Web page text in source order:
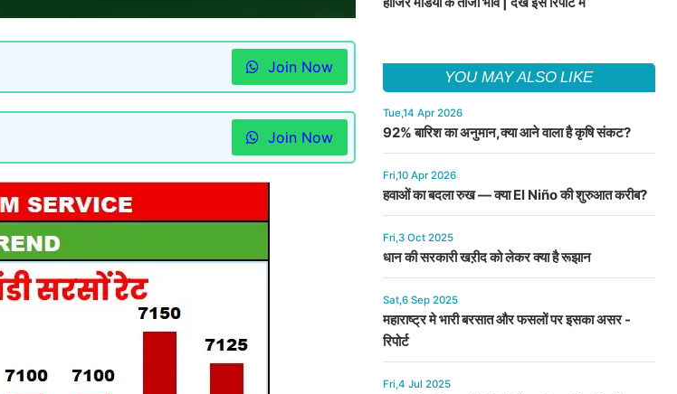
Join Now
Join Now
YOU MAY ALSO LIKE
Tue,14 Apr 2026
92% बारिश का अनुमान,क्या आने वाला है कृषि संकट?
Fri,10 Apr 2026
हवाओं का बदला रुख — क्या El Niño की शुरुआत करीब?
Fri,3 Oct 2025
धान की सरकारी खऱीद को लेकर क्या है रूझान
Sat,6 Sep 2025
महाराष्ट्र मे भारी बरसात और फसलों पर इसका असर -
रिपोर्ट
Fri,4 Jul 2025